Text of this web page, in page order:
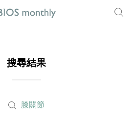
搜尋結果
膝關節